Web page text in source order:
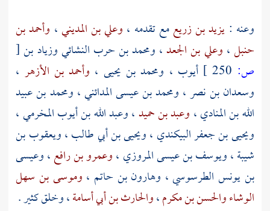
وعنه : يزيد بن زريعمع تقدمه ، وعلي بن المديني، وأحمد بن
حنبل، وعلي بن الجعد، ومحمد بن حرب النشائيوزياد بن[
ص:
أيوب ، ومحمد بن يحيى ، وأحمد بن الأزهر ،
وسعدان بن نصر، ومحمد بن عيسى المدائني، ومحمد بن عبيد
الله بن المنادي، وعبد بن حميد،وعبد الله بن أيوب المخرمي،
ويحيى بن جعفر البيكندي ،ويحيى بن أبي طالب،ويعقوب بن
شيبة،ويوسف بن عيسى المروزي ،وعمرو بن رافع،وعيسى
بن يونس الطرسوسي، وهارون بن حاتم ، وموسى بن سهل
الوشاءوالحسن بن مكرم،والحارث بن أبي أسامة، وخلق كثير .